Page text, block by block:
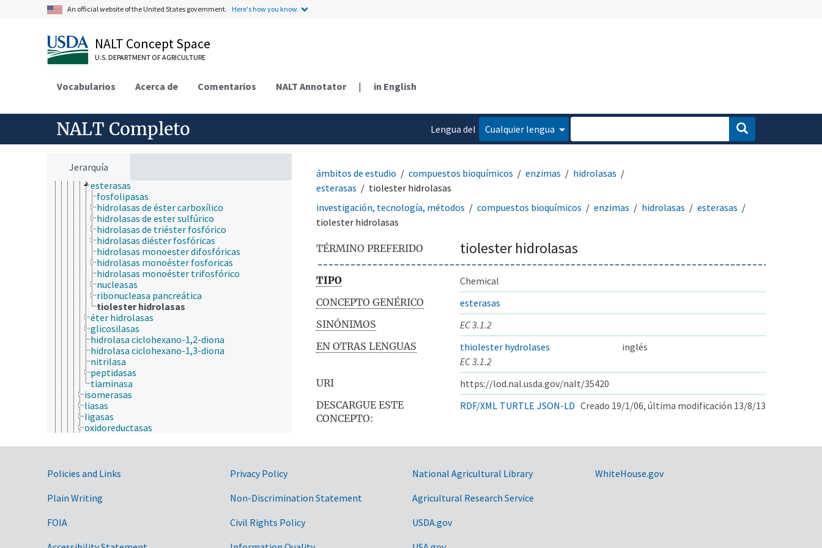
An official website of the United States government. Here's how you know.
NALT Concept Space
U.S. DEPARTMENT OF AGRICULTURE
Vocabularios Acerca de Comentarios NALT Annotator | in English
NALT Completo
Lengua del
Cualquier lengua
Jerarquía
enzimas antioxidantes
enzimas extracelulares
enzimas inmovilizadas
enzimas intracelulares
enzimas termoestables
ácido anhídrido hidrolasas
amidino hidrolasas
amido hidrolasas
atrazina clorohidrolasa
desiminasa de la arginina proteica
esterasas
fosfolipasas
hidrolasas de éster carboxílico
hidrolasas de ester sulfúrico
hidrolasas de triéster fosfórico
hidrolasas diéster fosfóricas
hidrolasas monoester difosfóricas
hidrolasas monoéster fosforicas
hidrolasas monoéster trifosfórico
nucleasas
ribonucleasa pancreática
tiolester hidrolasas
éter hidrolasas
glicosilasas
hidrolasa ciclohexano-1,2-diona
hidrolasa ciclohexano-1,3-diona
nitrilasa
peptidasas
tiaminasa
isomerasas
liasas
ligasas
oxidoreductasas
ribozimas
transferasas
factores de crecimiento
fitoquímicos
ámbitos de estudio compuestos bioquímicos enzimas
hidrolasas
esterasas
tiolester hidrolasas
investigación, tecnología, métodos
compuestos bioquímicos enzimas hidrolasas
esterasas
tiolester hidrolasas
TÉRMINO PREFERIDO tiolester hidrolasas
TIPO
Chemical
CONCEPTO GENÉRICO
esterasas
SINÓNIMOS
EC 3.1.2
EN OTRAS LENGUAS
thiolester hydrolases
inglés
EC 3.1.2
URI
https://lod.nal.usda.gov/nalt/35420
DESCARGUE ESTE
CONCEPTO:
RDF/XML TURTLE JSON-LD Creado 19/1/06, última modificación 13/8/13
Government Links
Policies and Links
Plain Writing
FOIA
Privacy Policy
Non-Discrimination Statement
Civil Rights Policy
National Agricultural Library
Agricultural Research Service
USDA.gov
WhiteHouse.gov